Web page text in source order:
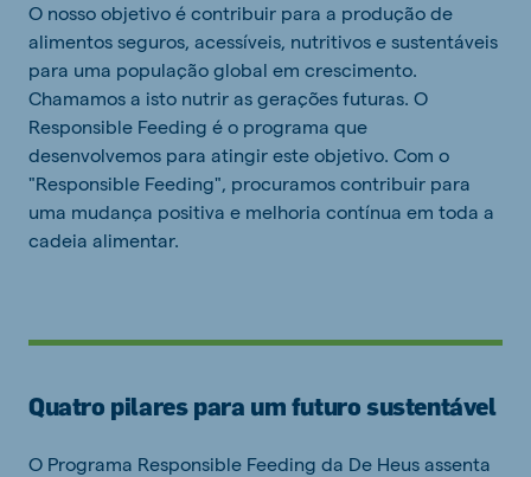
O nosso objetivo é contribuir para a produção de
alimentos seguros, acessíveis, nutritivos e sustentáveis ​​
para uma população global em crescimento.
Chamamos a isto nutrir as gerações futuras. O
Responsible Feeding é o programa que
desenvolvemos para atingir este objetivo. Com o
"Responsible Feeding", procuramos contribuir para
uma mudança positiva e melhoria contínua em toda a
cadeia alimentar.
Quatro pilares para um futuro sustentável
O Programa Responsible Feeding da De Heus assenta